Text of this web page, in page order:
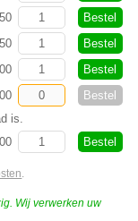
Bestel
Bestel
Bestel
Bestel
is.
Bestel
.
Wij verwerken uw